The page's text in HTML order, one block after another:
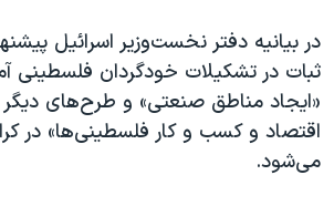
در بیانیه دفتر نخست‌وزیر اسرائیل
ثبات در تشکیلات خودگردان فلسطینی
«ایجاد مناطق صنعتی» و طرح‌های دیگر
اقتصاد و کسب و کار فلسطینی‌ها» در
می‌شود.